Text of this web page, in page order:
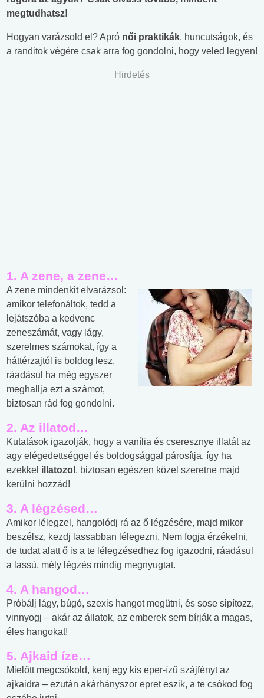
megtudhatsz!
Hogyan varázsold el? Apró női praktikák, huncutságok, és
a randitok végére csak arra fog gondolni, hogy veled legyen!
Hirdetés
1. A zene, a zene…
A zene mindenkit elvarázsol:
amikor telefonáltok, tedd a
lejátszóba a kedvenc
zeneszámát, vagy lágy,
szerelmes számokat, így a
háttérzajtól is boldog lesz,
ráadásul ha még egyszer
meghallja ezt a számot,
biztosan rád fog gondolni.
2. Az illatod…
Kutatások igazolják, hogy a vanília és cseresznye illatát az
agy elégedettséggel és boldogsággal párosítja, így ha
ezekkel illatozol , biztosan egészen közel szeretne majd
kerülni hozzád!
3. A légzésed…
Amikor lélegzel, hangolódj rá az ő légzésére, majd mikor
beszélsz, kezdj lassabban lélegezni. Nem fogja érzékelni,
de tudat alatt ő is a te lélegzésedhez fog igazodni, ráadásul
a lassú, mély légzés mindig megnyugtat.
4. A hangod…
Próbálj lágy, búgó, szexis hangot megütni, és sose sipítozz,
vinnyogj – akár az állatok, az emberek sem bírják a magas,
éles hangokat!
5. Ajkaid íze…
Mielőtt megcsókold, kenj egy kis eper-ízű szájfényt az
ajkaidra – ezután akárhányszor epret eszik, a te csókod fog